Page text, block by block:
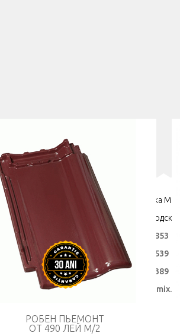
РОБЕН ПЬЕМОНТ
ОТ 490 ЛЕЙ М/2
Адрес: Республика
Кишинёв, Ул.
Тел:
+373 69 064 853
+373 79 555 539
Тел:+373 22 411 389
info@ceramix.md